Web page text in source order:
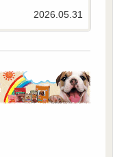
めました✨2026.05.31